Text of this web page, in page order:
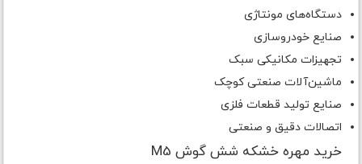
دستگاه‌های مونتاژی
صنایع خودروسازی
تجهیزات مکانیکی سبک
ماشین‌آلات صنعتی کوچک
صنایع تولید قطعات فلزی
اتصالات دقیق و صنعتی
خرید مهره خشکه شش گوش M5